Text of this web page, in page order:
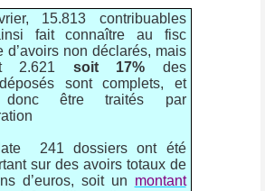
15.813 contribuables
fait connaître au fisc
d’avoirs non déclarés, mais
2.621 soit 17% des
sont complets, et
donc être traités par
241 dossiers ont été
sur des avoirs totaux de
d’euros, soit un montant